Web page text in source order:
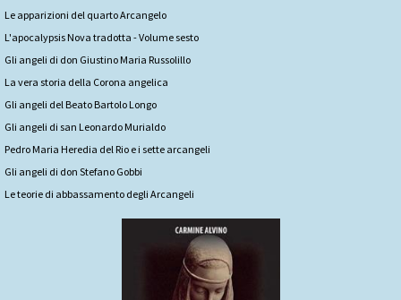
Le apparizioni del quarto Arcangelo
L'apocalypsis Nova tradotta - Volume sesto
Gli angeli di don Giustino Maria Russolillo
La vera storia della Corona angelica
Gli angeli del Beato Bartolo Longo
Gli angeli di san Leonardo Murialdo
Pedro Maria Heredia del Rio e i sette arcangeli
Gli angeli di don Stefano Gobbi
Le teorie di abbassamento degli Arcangeli